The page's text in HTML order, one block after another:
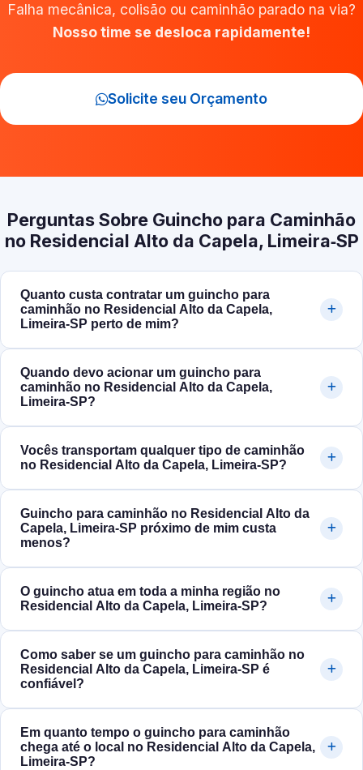
Falha mecânica, colisão ou caminhão parado na via?
Nosso time se desloca rapidamente!
Solicite seu Orçamento
Perguntas Sobre Guincho para Caminhão
no Residencial Alto da Capela, Limeira‑SP
Quanto custa contratar um guincho para
caminhão no Residencial Alto da Capela,
Limeira‑SP perto de mim?
Quando devo acionar um guincho para
caminhão no Residencial Alto da Capela,
Limeira‑SP?
Vocês transportam qualquer tipo de caminhão
no Residencial Alto da Capela, Limeira‑SP?
Guincho para caminhão no Residencial Alto da
Capela, Limeira‑SP próximo de mim custa
menos?
O guincho atua em toda a minha região no
Residencial Alto da Capela, Limeira‑SP?
Como saber se um guincho para caminhão no
Residencial Alto da Capela, Limeira‑SP é
confiável?
Em quanto tempo o guincho para caminhão
chega até o local no Residencial Alto da Capela,
Limeira‑SP?